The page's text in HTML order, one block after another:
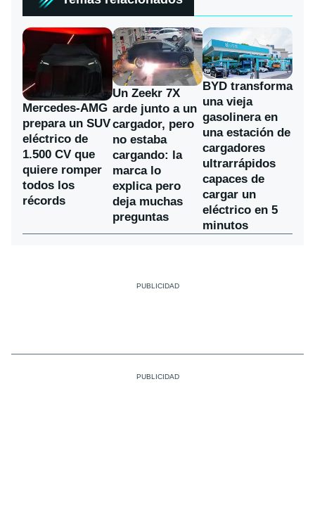
Mercedes-AMG
prepara un SUV
eléctrico de
1.500 CV que
quiere romper
todos los
récords
Un Zeekr 7X
arde junto a un
cargador, pero
no estaba
cargando: la
marca lo
explica pero
deja muchas
preguntas
BYD transforma
una vieja
gasolinera en
una estación de
cargadores
ultrarrápidos
capaces de
cargar un
eléctrico en 5
minutos